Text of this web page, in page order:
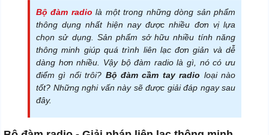
Bộ đàm radio là một trong những dòng sản phẩm
thông dụng nhất hiện nay được nhiều đơn vị lựa
chọn sử dụng. Sản phẩm sở hữu nhiều tính năng
thông minh giúp quá trình liên lạc đơn giản và dễ
dàng hơn nhiều. Vậy bộ đàm radio là gì, nó có ưu
điểm gì nổi trôi? Bộ đàm cầm tay radio loại nào
tốt? Những nghi vấn này sẽ được giải đáp ngay sau
đây.